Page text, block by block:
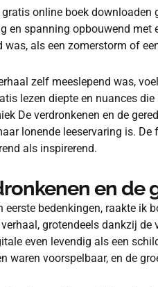
gratis online boek
en spanning opbouwend met
was, als een zomerstorm of
zelf meeslepend was,
lezen diepte en nuances
De verdronkenen en de
lonende leeservaring is.
als inspirerend.
en de
eerste bedenkingen, raakte ik
grotendeels dankzij
even levendig als een
waren voorspelbaar, en de